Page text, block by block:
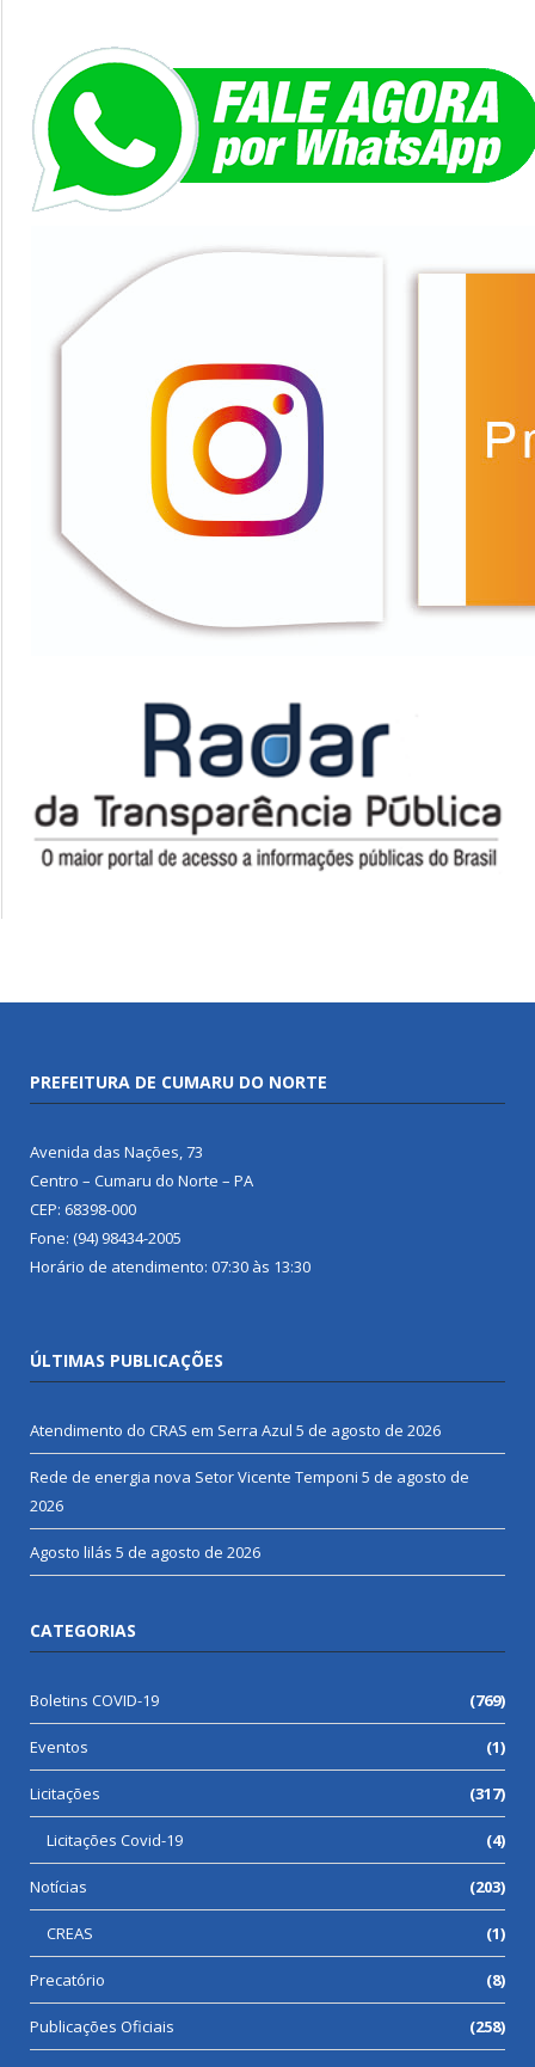
PREFEITURA DE CUMARU DO NORTE
Avenida das Nações, 73
Centro – Cumaru do Norte – PA
CEP: 68398-000
Fone: (94) 98434-2005
Horário de atendimento: 07:30 às 13:30
ÚLTIMAS PUBLICAÇÕES
Atendimento do CRAS em Serra Azul 5 de agosto de 2026
Rede de energia nova Setor Vicente Temponi 5 de agosto de
2026
Agosto lilás 5 de agosto de 2026
CATEGORIAS
Boletins COVID-19 (769)
Eventos (1)
Licitações (317)
Licitações Covid-19 (4)
Notícias (203)
CREAS (1)
Precatório (8)
Publicações Oficiais (258)